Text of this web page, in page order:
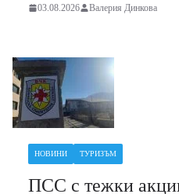
03.08.2026 Валерия Динкова
НОВИНИ ТУРИЗЪМ
ПСС с тежки